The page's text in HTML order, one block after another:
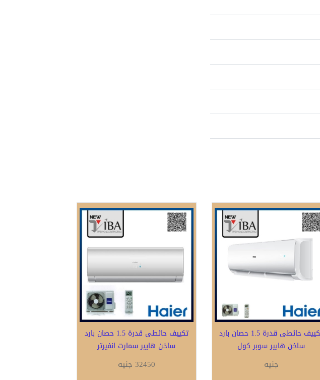
تكييف حائطى قدرة 1.5 حصان بارد
ساخن هايير سوبر كول
جنيه
تكييف حائطى قدرة 1.5 حصان بارد
ساخن هايير سمارت انفيرتر
32450 جنيه